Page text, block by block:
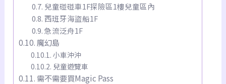
兒童碰碰車1F探險區1樓兒童區內
西班牙海盜船1F
急流泛舟1F
魔幻島
小車沖沖
兒童遊覽車
需不需要買Magic Pass